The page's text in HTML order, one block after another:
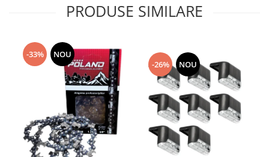
PRODUSE SIMILARE
-33% NOU
-26% NOU